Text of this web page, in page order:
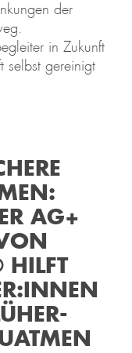
der
in Zukunft
selbst gereinigt
AG+
HILFT